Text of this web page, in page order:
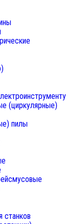
(циркулярные)
пилы
станков